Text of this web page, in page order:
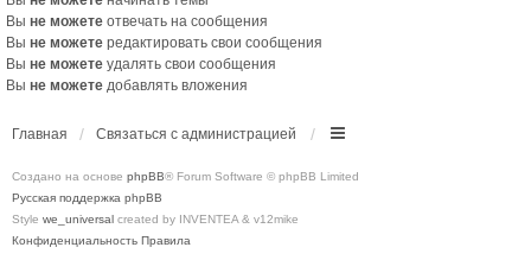
Вы не можете отвечать на сообщения
Вы не можете редактировать свои сообщения
Вы не можете удалять свои сообщения
Вы не можете добавлять вложения
Главная Связаться с администрацией
Создано на основе phpBB® Forum Software © phpBB Limited
Русская поддержка phpBB
Style we_universal created by INVENTEA & v12mike
Конфиденциальность Правила